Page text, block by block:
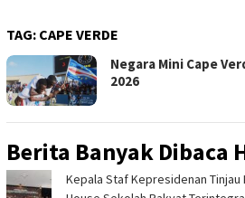
TAG: CAPE VERDE
Negara Mini Cape
2026
Berita Banyak Dibaca
Kepala Staf Kepresidenan Tinjau